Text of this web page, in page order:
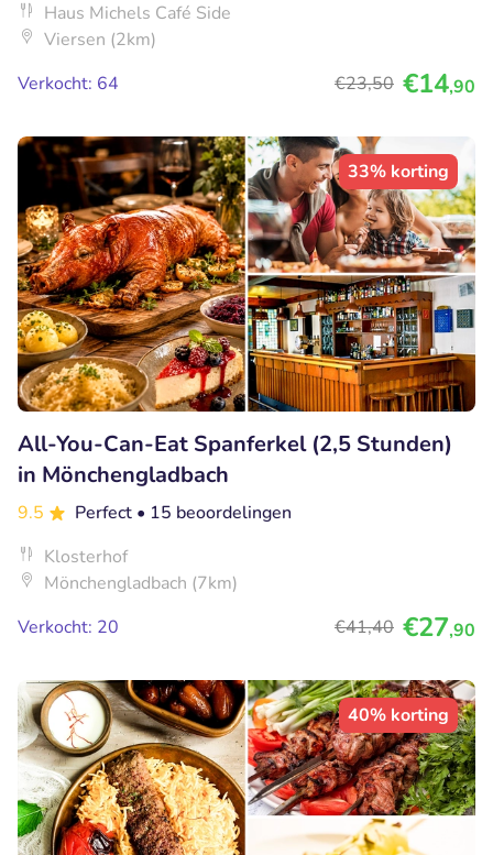
Haus Michels Café Side
Viersen (2km)
Verkocht: 64
€23,50 €14,90
33% korting
All-You-Can-Eat Spanferkel (2,5 Stunden)
in Mönchengladbach
9.5 Perfect • 15 beoordelingen
Klosterhof
Mönchengladbach (7km)
Verkocht: 20
€41,40 €27,90
40% korting